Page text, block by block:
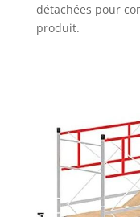
détachées pour
produit.